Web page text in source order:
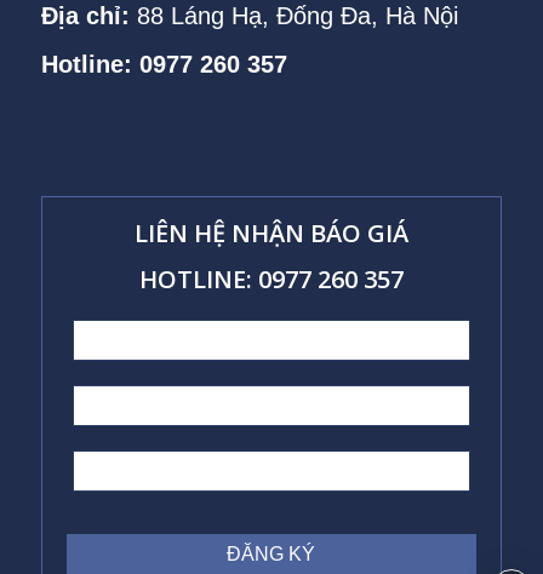
Địa chỉ: 88 Láng Hạ, Đống Đa, Hà Nội
Hotline: 0977 260 357
LIÊN HỆ NHẬN BÁO GIÁ
HOTLINE: 0977 260 357